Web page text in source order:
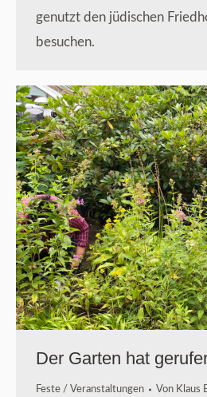
genutzt den jüdischen
besuchen.
Der Garten hat
Feste / Veranstaltungen Von Klaus